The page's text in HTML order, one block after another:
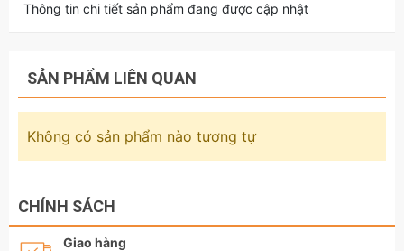
Thông tin chi tiết sản phẩm đang được cập nhật
SẢN PHẨM LIÊN QUAN
Không có sản phẩm nào tương tự
CHÍNH SÁCH
Giao hàng